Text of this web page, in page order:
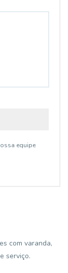
equipe
com varanda,
serviço.